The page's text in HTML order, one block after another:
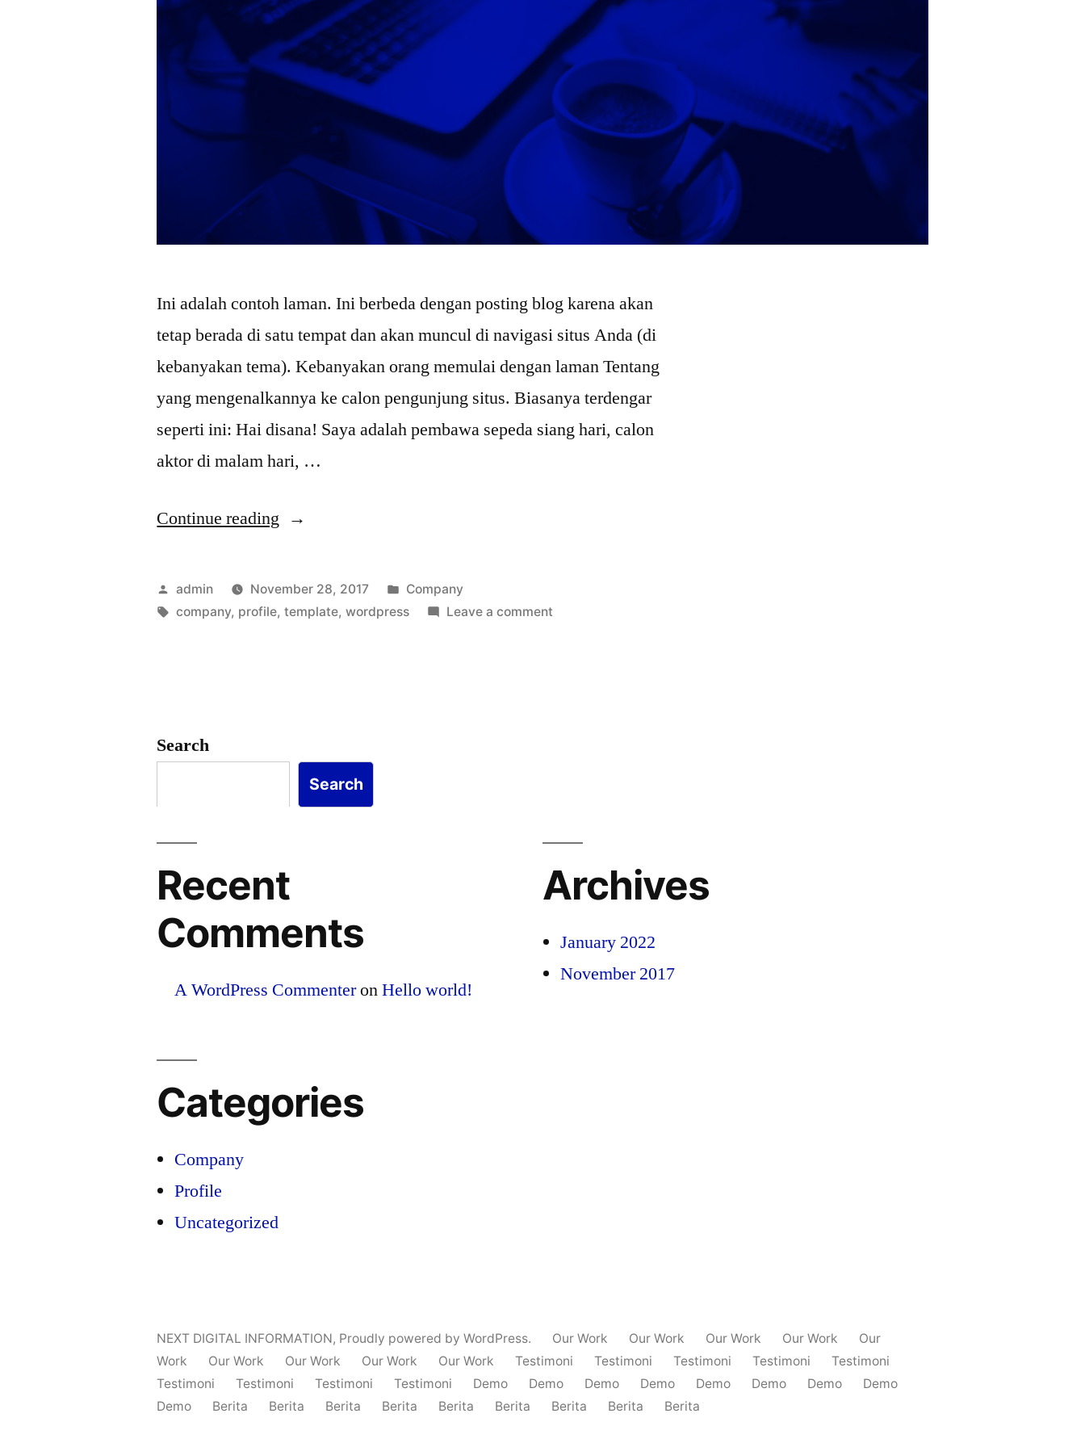
Ini adalah contoh laman. Ini berbeda dengan posting blog karena akan
tetap berada di satu tempat dan akan muncul di navigasi situs Anda (di
kebanyakan tema). Kebanyakan orang memulai dengan laman Tentang
yang mengenalkannya ke calon pengunjung situs. Biasanya terdengar
seperti ini: Hai disana! Saya adalah pembawa sepeda siang hari, calon
aktor di malam hari, …
Continue reading “Compro
Untuk
Company
Posted
by
admin November 28, 2017
Posted
in
Company
Tags:
company, profile,template,wordpress Leave a comment
Search
Search
Recent
Comments
A WordPress CommenteronHello world!
Archives
January 2022
November 2017
Categories
Company
Profile
Uncategorized
NEXT DIGITAL INFORMATION, Proudly powered by WordPress. Our Work Our Work Our Work Our Work
Our
Work
Our Work Our Work Our Work Our Work Testimoni Testimoni Testimoni Testimoni
Testimoni
Testimoni
Testimoni Testimoni Testimoni Demo Demo Demo Demo Demo Demo Demo
Demo
Demo
Berita Berita Berita Berita Berita Berita Berita Berita Berita